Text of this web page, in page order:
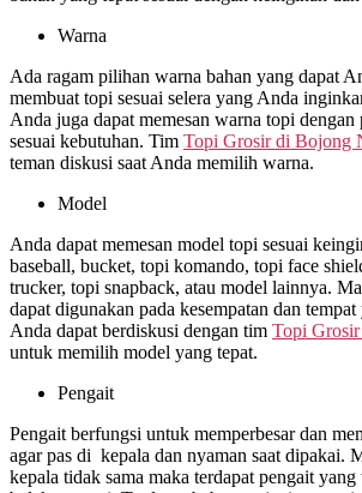
Warna
Ada ragam pilihan warna bahan yang dapat
membuat topi sesuai selera yang Anda
Anda juga dapat memesan warna topi dengan
sesuai kebutuhan. Tim Topi Grosir di Bojong
teman diskusi saat Anda memilih warna.
Model
Anda dapat memesan model topi sesuai
baseball, bucket, topi komando, topi face
trucker, topi snapback, atau model lainnya.
dapat digunakan pada kesempatan dan
Anda dapat berdiskusi dengan tim Topi
untuk memilih model yang tepat.
Pengait
Pengait berfungsi untuk memperbesar dan
agar pas di kepala dan nyaman saat dipakai.
kepala tidak sama maka terdapat pengait yang